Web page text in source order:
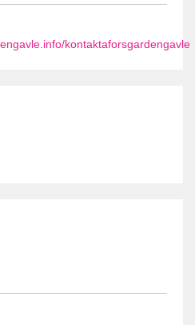
kontaktaforsgardengavle